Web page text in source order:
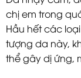
chị em trong
Hầu hết các
tượng da này,
thể gây dị ứng,